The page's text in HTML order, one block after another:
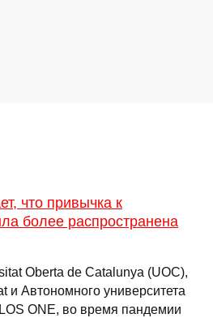
что привычка к
более распространена
Oberta de Catalunya (UOC),
и Автономного университета
ONE, во время пандемии